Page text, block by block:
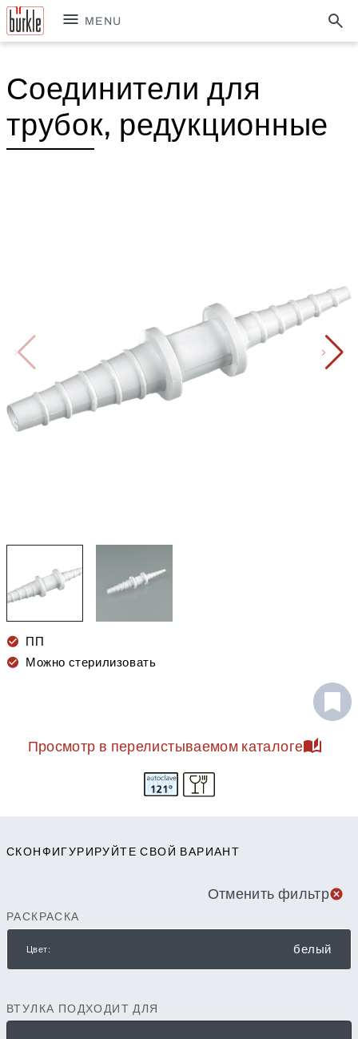
MENU
Соединители для
трубок, редукционные
ПП
Можно стерилизовать
Просмотр в перелистываемом каталоге
СКОНФИГУРИРУЙТЕ СВОЙ ВАРИАНТ
Отменить фильтр
РАСКРАСКА
Цвет: белый
ВТУЛКА ПОДХОДИТ ДЛЯ